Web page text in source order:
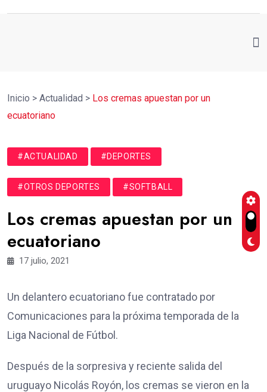
Inicio > Actualidad > Los cremas apuestan por un
ecuatoriano
#ACTUALIDAD #DEPORTES
#OTROS DEPORTES #SOFTBALL
Los cremas apuestan por un
ecuatoriano
17 julio, 2021
Un delantero ecuatoriano fue contratado por
Comunicaciones para la próxima temporada de la
Liga Nacional de Fútbol.
Después de la sorpresiva y reciente salida del
uruguayo Nicolás Royón, los cremas se vieron en la